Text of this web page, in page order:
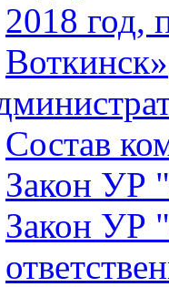
2018 год,
Воткинск»
Состав
Закон УР
Закон УР